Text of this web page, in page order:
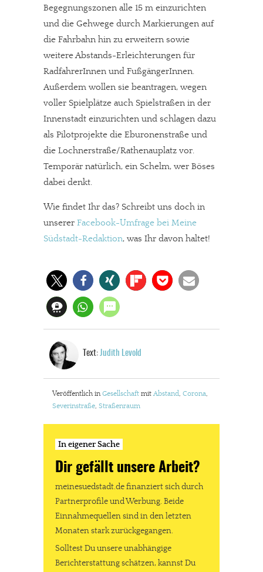
Begegnungszonen alle 15 m einzurichten
und die Gehwege durch Markierungen auf
die Fahrbahn hin zu erweitern sowie
weitere Abstands-Erleichterungen für
RadfahrerInnen und FußgängerInnen.
Außerdem wollen sie beantragen, wegen
voller Spielplätze auch Spielstraßen in der
Innenstadt einzurichten und schlagen dazu
als Pilotprojekte die Eburonenstraße und
die Lochnerstraße/Rathenauplatz vor.
Temporär natürlich, ein Schelm, wer Böses
dabei denkt.
Wie findet Ihr das? Schreibt uns doch in
unserer Facebook-Umfrage bei Meine
Südstadt-Redaktion, was Ihr davon haltet!
Text: Judith Levold
Veröffentlich in Gesellschaft mitAbstand, Corona,
Severinstraße, Straßenraum
In eigener Sache
Dir gefällt unsere Arbeit?
meinesuedstadt.de finanziert sich durch
Partnerprofile und Werbung. Beide
Einnahmequellen sind in den letzten
Monaten stark zurückgegangen.
Solltest Du unsere unabhängige
Berichterstattung schätzen, kannst Du